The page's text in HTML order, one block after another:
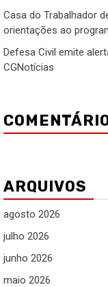
Casa do Trabalhador
orientações ao
Defesa Civil emite
CGNotícias
ARQUIVOS
agosto 2026
julho 2026
junho 2026
maio 2026